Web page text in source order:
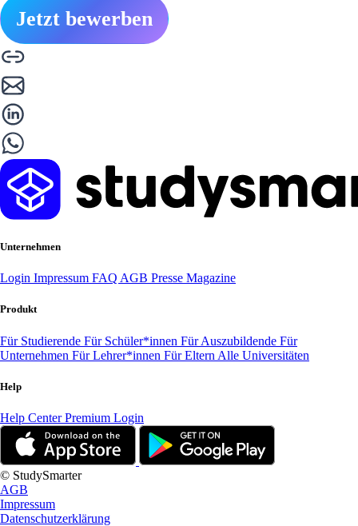
Jetzt bewerben
Unternehmen
Login Impressum FAQ AGB Presse Magazine
Produkt
Für Studierende Für Schüler*innen Für Auszubildende Für
Unternehmen Für Lehrer*innen Für Eltern Alle Universitäten
Help
Help CenterPremium Login
© StudySmarter
AGB
Impressum
Datenschutzerklärung